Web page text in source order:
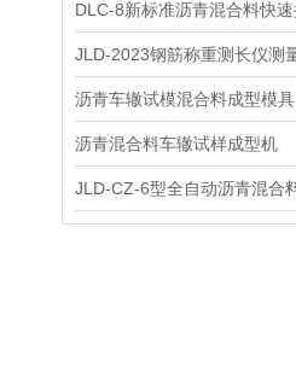
沥青车辙试模混合料成型模具
沥青混合料车辙试样成型机